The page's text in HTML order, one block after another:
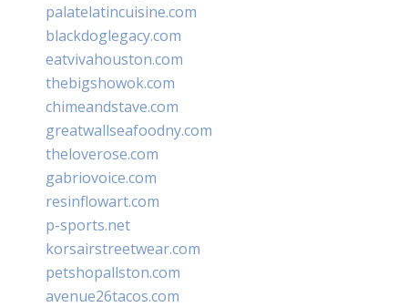
palatelatincuisine.com
blackdoglegacy.com
eatvivahouston.com
thebigshowok.com
chimeandstave.com
greatwallseafoodny.com
theloverose.com
gabriovoice.com
resinflowart.com
p-sports.net
korsairstreetwear.com
petshopallston.com
avenue26tacos.com